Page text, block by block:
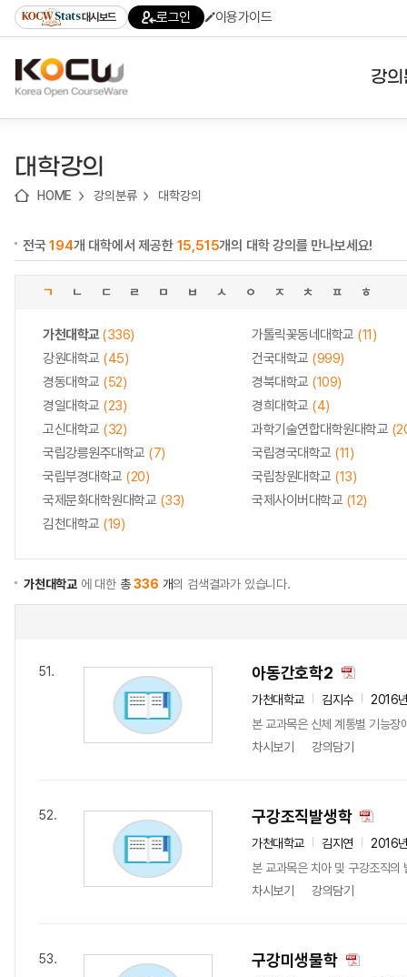
기
기
기
content)
가
대시보드 로그인 이용가이드
강
대학강의
HOME 강의분류 대학강의
전국194개 대학에서 제공한 15,515개의 대학 강의를 만나보세요!
ㄱ ㄴ ㄷ ㄹ ㅁ ㅂ ㅅ ㅇ ㅈ ㅊ ㅍ ㅎ
가천대학교(336) 가톨릭꽃동네대학교 (11)
강원대학교 (45) 건국대학교 (999)
경동대학교 (52) 경북대학교 (109)
경일대학교 (23) 경희대학교 (4)
고신대학교 (32) 과학기술연합대학원대학교
국립강릉원주대학교 (7) 국립경국대학교 (11)
국립부경대학교 (20) 국립창원대학교 (13)
국제문화대학원대학교 (33) 국제사이버대학교 (12)
김천대학교 (19)
가천대학교 에 대한 총336 개의 검색결과가 있습니다.
51. 아동간호학2
가천대학교 김지수
2016
본 교과목은 신체 계통별 기능장
차시보기
강의담기
52. 구강조직발생학
가천대학교 김지연
2016
본 교과목은 치아 및 구강조직
차시보기
강의담기
53. 구강미생물학